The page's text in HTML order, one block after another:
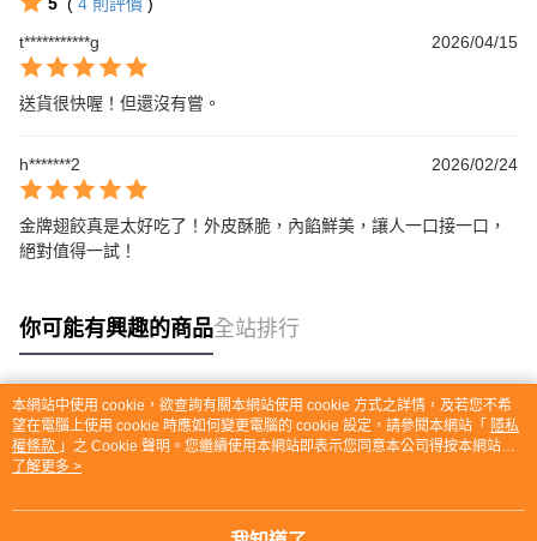
t***********g
2026/04/15
送貨很快喔！但還沒有嘗。
h*******2 2026/02/24
金牌翅餃真是太好吃了！外皮酥脆，內餡鮮美，讓人一口接一口，
絕對值得一試！
你可能有興趣的商品全站排行
熱門標籤
本網站中使用 cookie，欲查詢有關本網站使用 cookie 方式之詳情，及若您不希
望在電腦上使用 cookie 時應如何變更電腦的 cookie 設定，請參閱本網站「 隱私
權條款 」之 Cookie 聲明。您繼續使用本網站即表示您同意本公司得按本網站使
用條款之 Cookie 聲明使用 cookie。
了解更多 >